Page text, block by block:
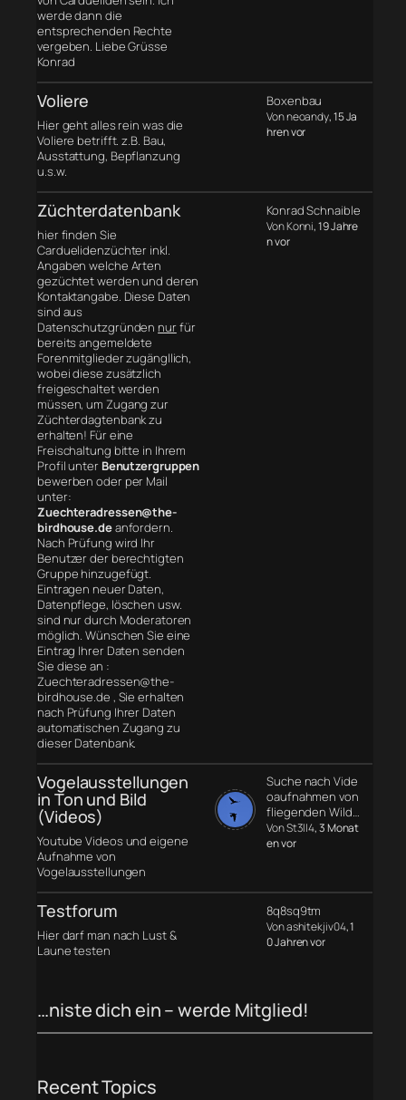
werde dann die
entsprechenden Rechte
vergeben. Liebe Grüsse
Konrad
Voliere
Hier geht alles rein was die
Voliere betrifft. z.B. Bau,
Ausstattung, Bepflanzung
u.s.w.
Boxenbau
Von neoandy, 15 Ja
hren vor
Züchterdatenbank
hier finden Sie
Carduelidenzüchter inkl.
Angaben welche Arten
gezüchtet werden und deren
Kontaktangabe. Diese Daten
sind aus
Datenschutzgründen nurfür
bereits angemeldete
Forenmitglieder zugängllich,
wobei diese zusätzlich
freigeschaltet werden
müssen, um Zugang zur
Züchterdagtenbank zu
erhalten! Für eine
Freischaltung bitte in Ihrem
Profil unter Benutzergruppen
bewerben oder per Mail
unter:
Zuechteradressen@the-
birdhouse.deanfordern.
Nach Prüfung wird Ihr
Benutzer der berechtigten
Gruppe hinzugefügt.
Eintragen neuer Daten,
Datenpflege, löschen usw.
sind nur durch Moderatoren
möglich. Wünschen Sie eine
Eintrag Ihrer Daten senden
Sie diese an :
Zuechteradressen@the-
birdhouse.de , Sie erhalten
nach Prüfung Ihrer Daten
automatischen Zugang zu
dieser Datenbank.
Konrad Schnaible
Von Konni, 19 Jahre
n vor
Vogelausstellungen
in Ton und Bild
(Videos)
Youtube Videos und eigene
Aufnahme von
Vogelausstellungen
Suche nach Vide
oaufnahmen von
fliegenden Wild…
Von St3ll4, 3 Monat
en vor
Testforum
Hier darf man nach Lust &
Laune testen
8q8sq9tm
Von ashitekjiv04, 1
0 Jahren vor
…niste dich ein – werde Mitglied!
Recent Topics